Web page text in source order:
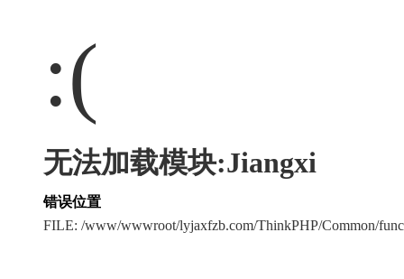
:(
无法加载模块:Jiangxi
错误位置
FILE: /www/wwwroot/lyjaxfzb.com/ThinkPHP/Common/